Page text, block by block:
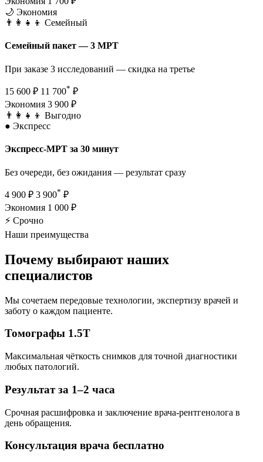
🌙 Экономия
👨‍👩‍👧‍👦 Семейный
Семейный пакет — 3 МРТ
При заказе 3 исследований — скидка на третье
15 600 ₽ 11 700* ₽
Экономия 3 900 ₽
👨‍👩‍👧‍👦 Выгодно
● Экспресс
Экспресс-МРТ за 30 минут
Без очереди, без ожидания — результат сразу
4 900 ₽ 3 900* ₽
Экономия 1 000 ₽
⚡ Срочно
Наши преимущества
Почему выбирают наших
специалистов
Мы сочетаем передовые технологии, экспертизу врачей и
заботу о каждом пациенте.
Томографы 1.5T
Максимальная чёткость снимков для точной диагностики
любых патологий.
Результат за 1–2 часа
Срочная расшифровка и заключение врача-рентгенолога в
день обращения.
Консультация врача бесплатно